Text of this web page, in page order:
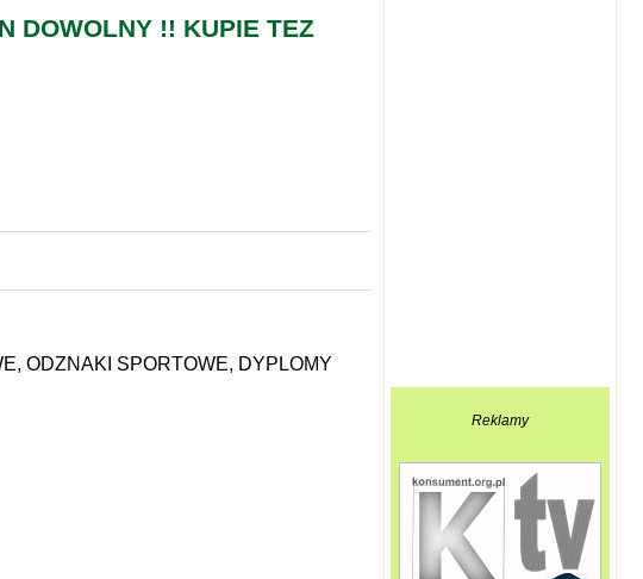
DOWOLNY !! KUPIE TEZ
ODZNAKI SPORTOWE, DYPLOMY
Reklamy